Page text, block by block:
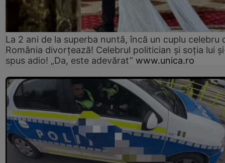
La 2 ani de la superba nuntă, încă un cuplu celebru
România divorțează! Celebrul politician și soția lui
spus adio! „Da, este adevărat” www.unica.ro